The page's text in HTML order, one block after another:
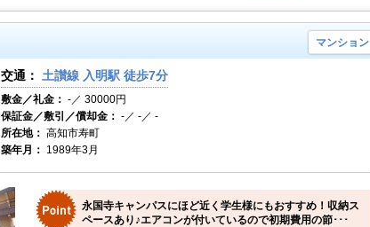
マンション
交通： 土讃線 入明駅 徒歩7分
敷金／礼金： -／ 30000円
保証金／敷引／償却金： -／ -／ -
所在地： 高知市寿町
築年月： 1989年3月
永国寺キャンパスにほど近く学生様にもおすすめ！収納ス
ペースあり♪エアコンが付いているので初期費用の節･･･